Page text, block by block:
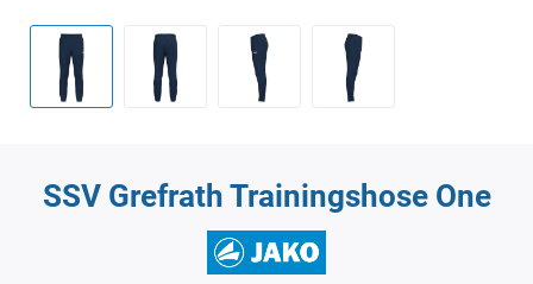
SSV Grefrath Trainingshose One